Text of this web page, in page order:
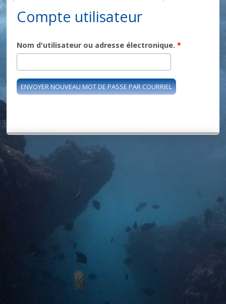
Compte utilisateur
Nom d'utilisateur ou adresse électronique.*